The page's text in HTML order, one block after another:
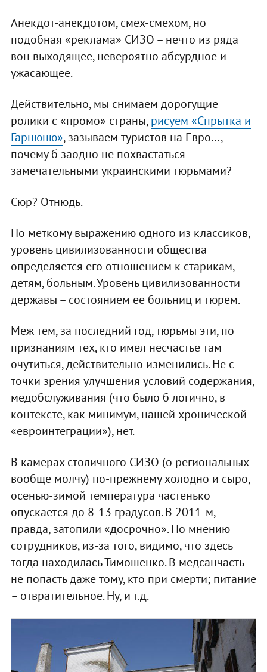
Анекдот-анекдотом, смех-смехом, но
подобная «реклама» СИЗО – нечто из ряда
вон выходящее, невероятно абсурдное и
ужасающее.
Действительно, мы снимаем дорогущие
ролики с «промо» страны,рисуем «Спрытка и
Гарнюню», зазываем туристов на Евро…,
почему б заодно не похвастаться
замечательными украинскими тюрьмами?
Сюр? Отнюдь.
По меткому выражению одного из классиков,
уровень цивилизованности общества
определяется его отношением к старикам,
детям, больным. Уровень цивилизованности
державы – состоянием ее больниц и тюрем.
Меж тем, за последний год, тюрьмы эти, по
признаниям тех, кто имел несчастье там
очутиться, действительно изменились. Не с
точки зрения улучшения условий содержания,
медобслуживания (что было б логично, в
контексте, как минимум, нашей хронической
«евроинтеграции»), нет.
В камерах столичного СИЗО (о региональных
вообще молчу) по-прежнему холодно и сыро,
осенью-зимой температура частенько
опускается до 8-13 градусов. В 2011-м,
правда, затопили «досрочно». По мнению
сотрудников, из-за того, видимо, что здесь
тогда находилась Тимошенко. В медсанчасть -
не попасть даже тому, кто при смерти; питание
– отвратительное. Ну, и т.д.